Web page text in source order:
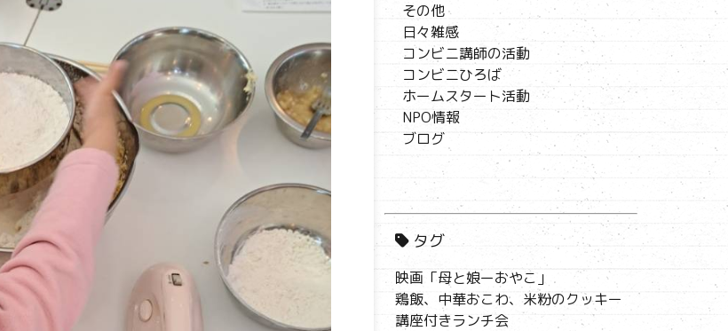
その他
日々雑感
コンビニ講師の活動
コンビニひろば
ホームスタート活動
NPO情報
ブログ
タグ
映画「母と娘ーおやこ」
鶏飯、中華おこわ、米粉のクッキー
講座付きランチ会